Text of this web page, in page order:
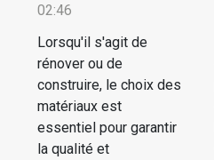
02:46
Lorsqu'il s'agit de
rénover ou de
construire, le choix des
matériaux est
essentiel pour garantir
la qualité et